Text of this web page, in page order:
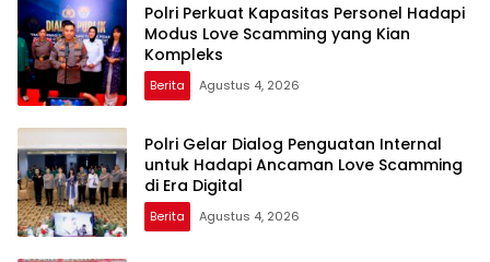
Polri Perkuat Kapasitas Personel Hadapi
Modus Love Scamming yang Kian
Kompleks
Berita Agustus 4, 2026
Polri Gelar Dialog Penguatan Internal
untuk Hadapi Ancaman Love Scamming
di Era Digital
Berita Agustus 4, 2026